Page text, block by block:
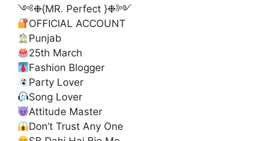
༺❉{MR. Perfect }❉༻
OFFICIAL ACCOUNT
Punjab
25th March
Fashion Blogger
Party Lover
Song Lover
Attitude Master
Don’t Trust Any One